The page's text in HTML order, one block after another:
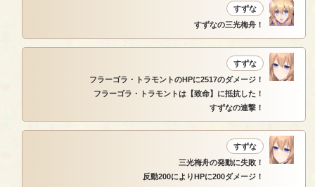
すずな
すずなの三光梅舟！
すずな
フラーゴラ・トラモントのHPに2517のダメージ！
フラーゴラ・トラモントは【致命】に抵抗した！
すずなの連撃！
すずな
三光梅舟の発動に失敗！
反動200によりHPに200ダメージ！